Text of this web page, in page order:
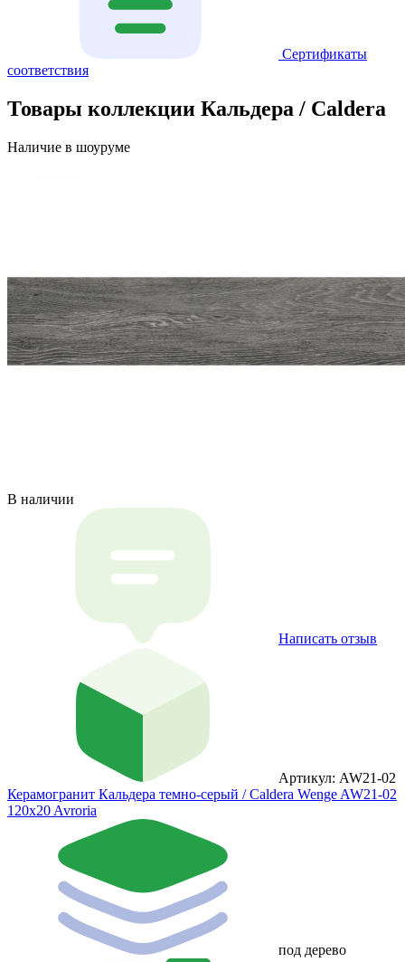
Сертификаты
соответствия
Товары коллекции Кальдера / Caldera
Наличие в шоуруме
В наличии
Написать отзыв
Артикул: AW21-02
Керамогранит Кальдера темно-серый / Caldera Wenge AW21-02
120x20 Avroria
под дерево